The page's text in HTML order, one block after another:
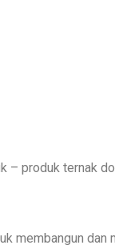
– produk ternak
membangun dan